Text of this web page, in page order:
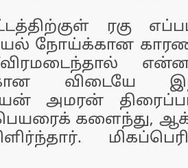
ரகு
நோய்க்கான
விடையே
அமரன்
களைந்து,